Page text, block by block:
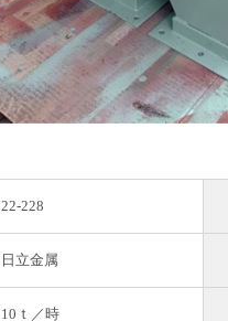
22-228
日立金属
10ｔ／時